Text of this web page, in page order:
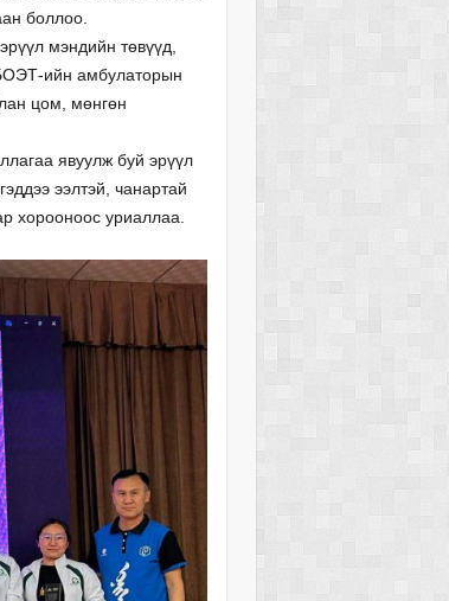
боллоо.
мэндийн төвүүд,
ийн амбулаторын
цом, мөнгөн
явуулж буй эрүүл
ээлтэй, чанартай
хорооноос уриаллаа.